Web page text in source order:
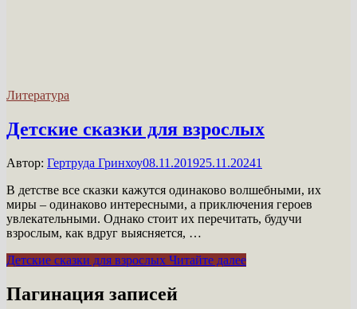
Литература
Детские сказки для взрослых
Автор: Гертруда Гринхоу08.11.201925.11.20241
В детстве все сказки кажутся одинаково волшебными, их
миры – одинаково интересными, а приключения героев
увлекательными. Однако стоит их перечитать, будучи
взрослым, как вдруг выясняется, …
Детские сказки для взрослых Читайте далее
Пагинация записей